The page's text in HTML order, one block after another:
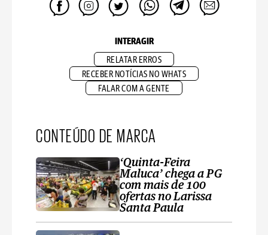
INTERAGIR
RELATAR ERROS
RECEBER NOTÍCIAS NO WHATS
FALAR COM A GENTE
CONTEÚDO DE MARCA
‘Quinta-Feira
Maluca’ chega a PG
com mais de 100
ofertas no Larissa
Santa Paula